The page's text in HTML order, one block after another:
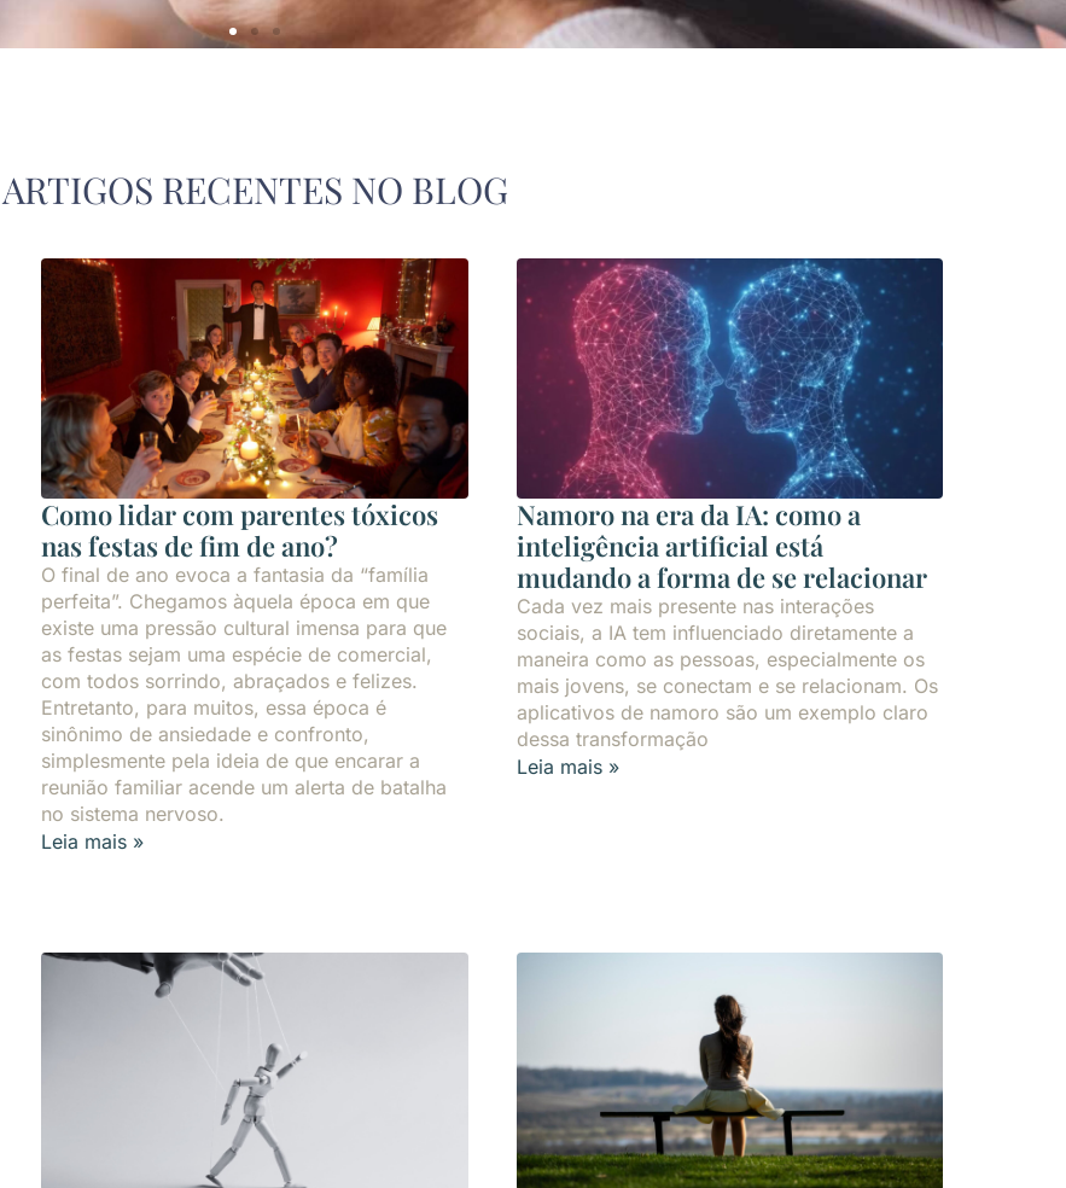
ARTIGOS RECENTES NO BLOG
Como lidar com parentes tóxicos
nas festas de fim de ano?
O final de ano evoca a fantasia da “família
perfeita”. Chegamos àquela época em que
existe uma pressão cultural imensa para que
as festas sejam uma espécie de comercial,
com todos sorrindo, abraçados e felizes.
Entretanto, para muitos, essa época é
sinônimo de ansiedade e confronto,
simplesmente pela ideia de que encarar a
reunião familiar acende um alerta de batalha
no sistema nervoso.
Leia mais »
Namoro na era da IA: como a
inteligência artificial está
mudando a forma de se relacionar
Cada vez mais presente nas interações
sociais, a IA tem influenciado diretamente a
maneira como as pessoas, especialmente os
mais jovens, se conectam e se relacionam. Os
aplicativos de namoro são um exemplo claro
dessa transformação
Leia mais »